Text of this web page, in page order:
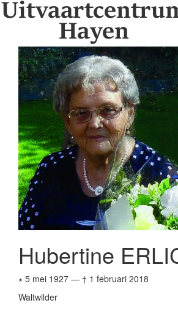
Hubertine
∗ 5 mei 1927 — † 1 februari 2018
Waltwilder